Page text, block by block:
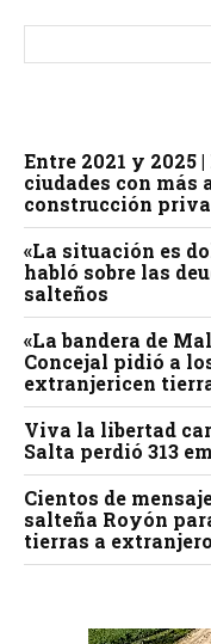
Entre 2021 y 2025
ciudades con más
construcción
«La situación es
habló sobre las
salteños
«La bandera de
Concejal pidió a
extranjericen
Viva la libertad
Salta perdió 313
Cientos de
salteña Royón
tierras a